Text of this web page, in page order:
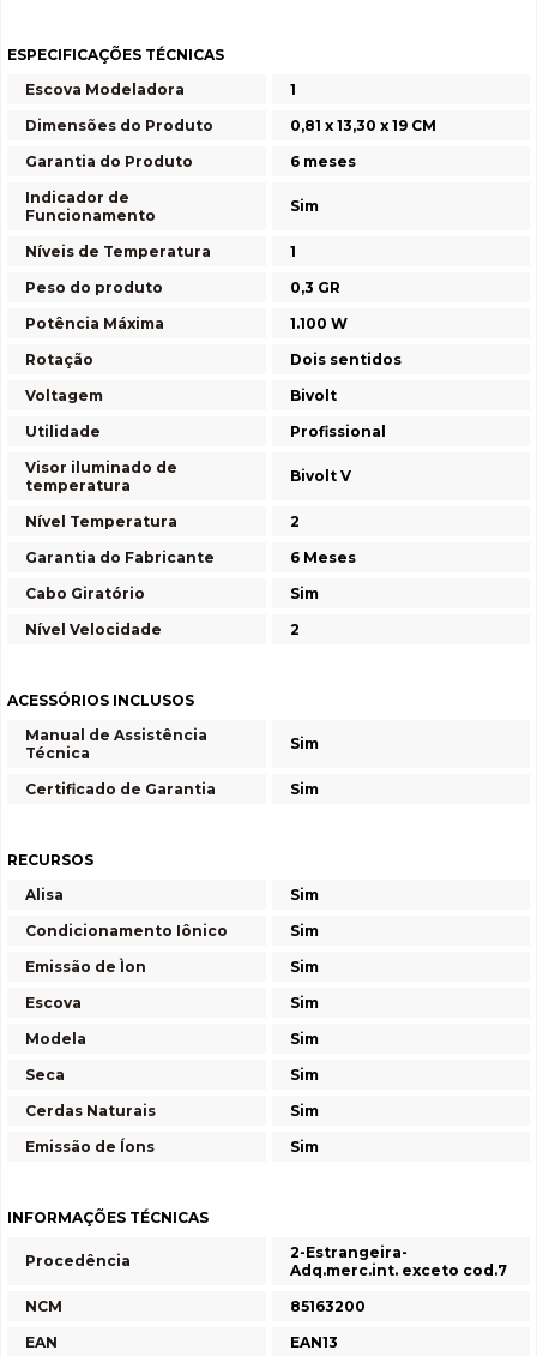
ESPECIFICAÇÕES TÉCNICAS
Escova Modeladora
1
Dimensões do Produto
0,81 x 13,30 x 19 CM
Garantia do Produto
6 meses
Indicador de
Funcionamento
Sim
Níveis de Temperatura
1
Peso do produto
0,3 GR
Potência Máxima
1.100 W
Rotação
Dois sentidos
Voltagem
Bivolt
Utilidade
Profissional
Visor iluminado de
temperatura
Bivolt V
Nível Temperatura
2
Garantia do Fabricante
6 Meses
Cabo Giratório
Sim
Nível Velocidade
2
ACESSÓRIOS INCLUSOS
Manual de Assistência
Técnica
Sim
Certificado de Garantia Sim
RECURSOS
Alisa
Sim
Condicionamento Iônico
Sim
Emissão de Ìon
Sim
Escova
Sim
Modela
Sim
Seca
Sim
Cerdas Naturais
Sim
Emissão de Íons
Sim
INFORMAÇÕES TÉCNICAS
Procedência
2-Estrangeira-
Adq.merc.int. exceto cod.7
NCM
85163200
EAN
EAN13